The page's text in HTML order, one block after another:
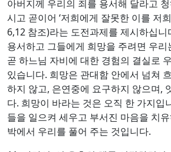
아버지께 우리의 죄를 용서해 달라고
시고 곧이어 ‘저희에게 잘못한 이를 저
6,12 참조)라는 도전과제를 제시하십
용서하고 그들에게 희망을 주려면 우
곧 하느님 자비에 대한 경험의 결실로
있습니다. 희망은 관대함 안에서 넘쳐
하지 않고, 은연중에 요구하지 않으며,
다. 희망이 바라는 것은 오직 한 가지입
들을 일으켜 세우고 부서진 마음을 치
박에서 우리를 풀어 주는 것입니다.